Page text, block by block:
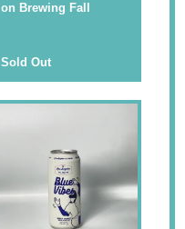
on Brewing Fall
Sold Out